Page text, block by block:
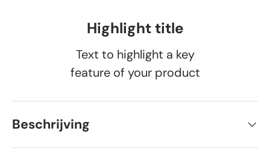
Highlight title
Text to highlight a key
feature of your product
Beschrijving